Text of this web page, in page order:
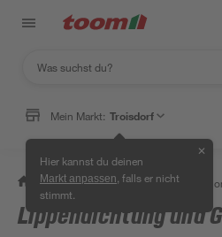
Mein Markt: Troisdorf
Hier kannst du deinen
Markt anpassen , falls er nicht
stimmt.
✕
/ Bad & Sanitär /
Lippendichtung und